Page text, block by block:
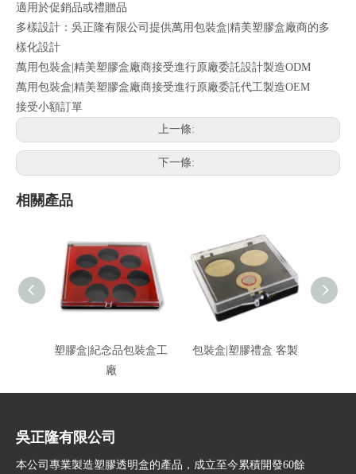
適用於促銷品或禮贈品
多樣設計：吳正隆有限公司提供萬用包裝盒|精美塑膠盒廠商的多
樣化設計
萬用包裝盒|精美塑膠盒廠商接受進行原廠委託設計製造ODM
萬用包裝盒|精美塑膠盒廠商接受進行原廠委託代工製造OEM
接受小額訂單
上一條:
下一條:
相關產品
塑膠盒|紀念品包裝盒工
廠
包裝盒|塑膠禮盒 客製
吳正隆有限公司
本公司專業製造塑膠透明盒的產品，成立至今累積開發60餘